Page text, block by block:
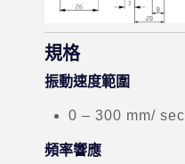
規格
振動速度範圍
0 – 300 mm/ sec
頻率響應